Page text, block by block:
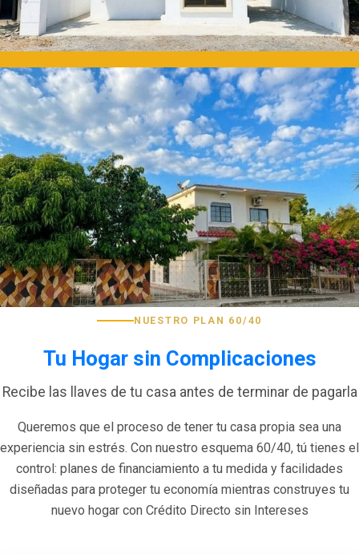
NUESTRO PLAN 60/40
Tu Hogar sin Complicaciones
Recibe las llaves de tu casa antes de terminar de pagarla
Queremos que el proceso de tener tu casa propia sea una
experiencia sin estrés. Con nuestro esquema 60/40, tú tienes el
control: planes de financiamiento a tu medida y facilidades
diseñadas para proteger tu economía mientras construyes tu
nuevo hogar con Crédito Directo sin Intereses